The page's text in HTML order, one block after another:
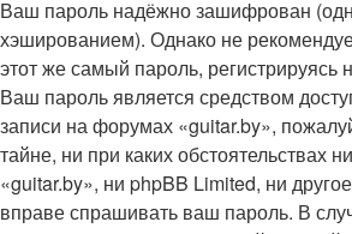
Ваш пароль надёжно зашифрован
хэшированием). Однако не
этот же самый пароль, регистрируясь
Ваш пароль является средством
записи на форумах «guitar.by»,
тайне, ни при каких обстоятельствах
«guitar.by», ни phpBB Limited, ни
вправе спрашивать ваш пароль. В